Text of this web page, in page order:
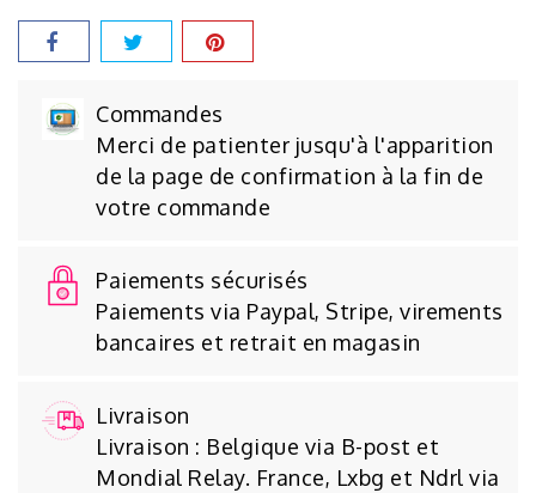
Commandes
Merci de patienter jusqu'à l'apparition
de la page de confirmation à la fin de
votre commande
Paiements sécurisés
Paiements via Paypal, Stripe, virements
bancaires et retrait en magasin
Livraison
Livraison : Belgique via B-post et
Mondial Relay. France, Lxbg et Ndrl via